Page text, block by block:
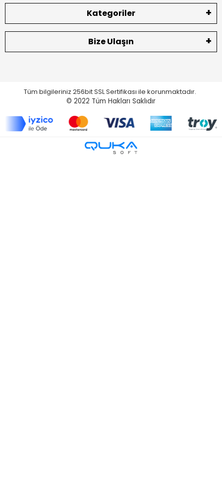
Kategoriler
Bize Ulaşın
Tüm bilgileriniz 256bit SSL Sertifikası ile korunmaktadır.
© 2022 Tüm Hakları Saklıdır